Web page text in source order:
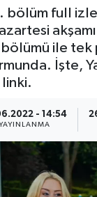
bölüm full
bölümü ile
İşte,
- 14:54